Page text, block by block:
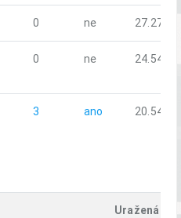
0 ne 27.27
0 ne 24.54
3 ano 20.54
Uražená